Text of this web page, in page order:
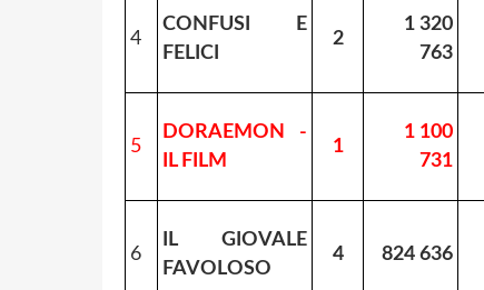
4
CONFUSI E
FELICI
2
1 320
763
5
DORAEMON -
IL FILM
1
1 100
731
6
IL GIOVALE
FAVOLOSO
4 824 636